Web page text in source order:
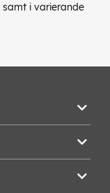
i varierande